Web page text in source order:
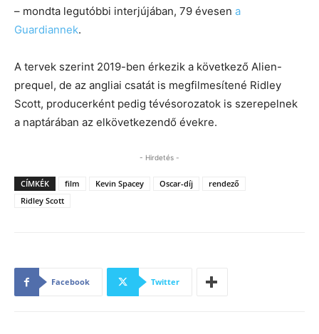
– mondta legutóbbi interjújában, 79 évesen a
Guardiannek.
A tervek szerint 2019-ben érkezik a következő Alien-
prequel, de az angliai csatát is megfilmesítené Ridley
Scott, producerként pedig tévésorozatok is szerepelnek
a naptárában az elkövetkezendő évekre.
- Hirdetés -
CÍMKÉK film Kevin Spacey Oscar-díj
rendező
Ridley Scott
Facebook Twitter